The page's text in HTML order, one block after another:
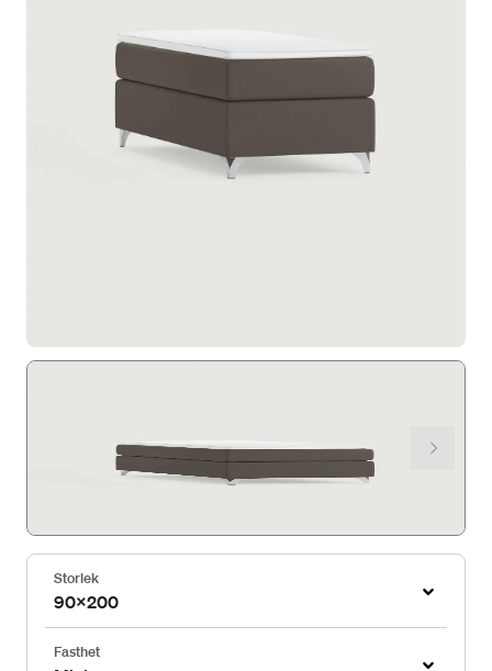
Storlek
90x200
Fasthet